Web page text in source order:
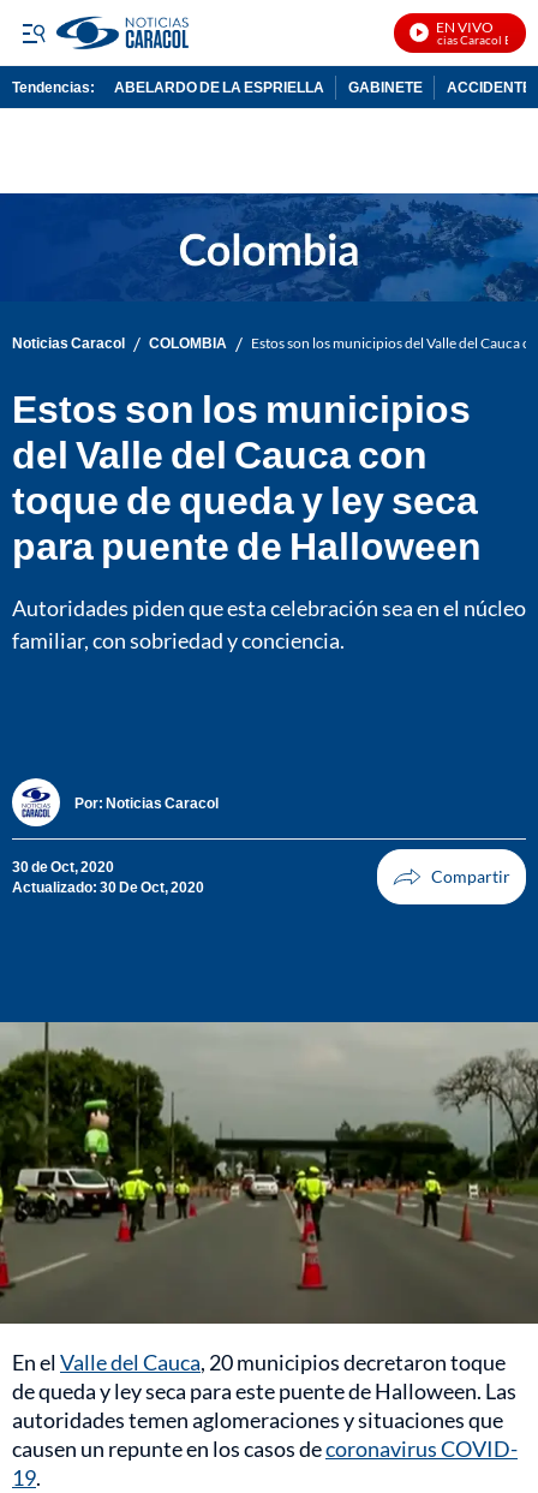
EN VIVO
Noticias Caracol En Vivo
Tendencias: ABELARDO DE LA ESPRIELLA GABINETE ACCIDENTE
Noticias Caracol / COLOMBIA / Estos son los municipios del Valle del Cauca
Estos son los municipios
del Valle del Cauca con
toque de queda y ley seca
para puente de Halloween
Autoridades piden que esta celebración sea en el núcleo
familiar, con sobriedad y conciencia.
Por: Noticias Caracol
30 de Oct, 2020
Actualizado: 30 De Oct, 2020
En elValle del Cauca, 20 municipios decretaron toque
de queda y ley seca para este puente de Halloween. Las
autoridades temen aglomeraciones y situaciones que
causen un repunte en los casos decoronavirus COVID-
19.